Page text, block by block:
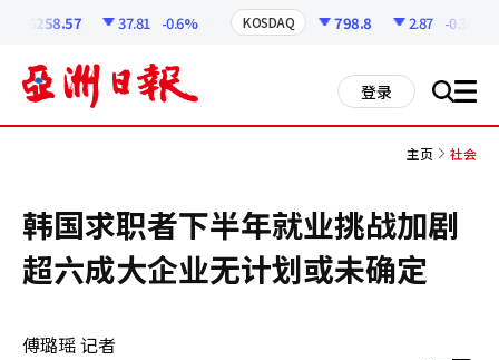
6258.57 37.81 -0.6% KOSDAQ 798.8 2.87 -0.36%
登录 搜 all
主页 社会
韩国求职者下半年就业挑战加剧
超六成大企业无计划或未确定
傅璐瑶 记者